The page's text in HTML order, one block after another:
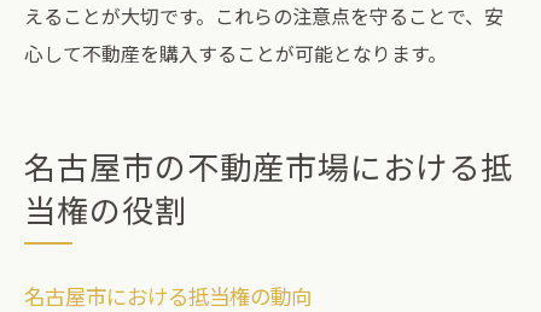
えることが大切です。これらの注意点を守ることで、安
心して不動産を購入することが可能となります。
名古屋市の不動産市場における抵
当権の役割
名古屋市における抵当権の動向